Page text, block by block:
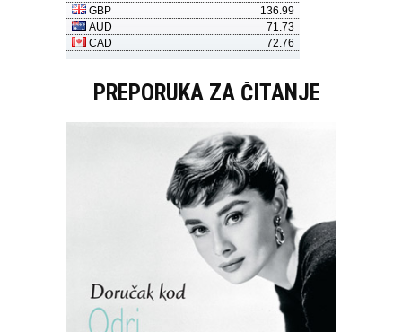
PREPORUKA ZA ČITANJE